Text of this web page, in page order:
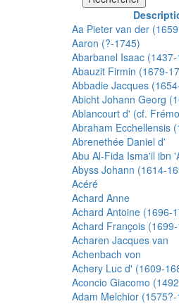
Aa Pieter van der
Aaron (?-1745)
Abarbanel Isaac
Abauzit Firmin (1679-
Abbadie Jacques
Abicht Johann Georg
Ablancourt d' (cf.
Abraham Ecchellensis
Abrenethée Daniel d'
Abu Al-Fida Isma'il ibn
Abyss Johann (1614-
Acéré
Achard Anne
Achard Antoine (1696-
Achard François
Acharen Jacques van
Achenbach von
Achery Luc d' (1609-
Aconcio Giacomo
Adam Melchior